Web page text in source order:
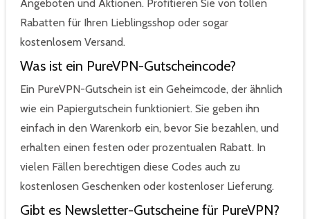
Angeboten und Aktionen. Profitieren Sie von tollen
Rabatten für Ihren Lieblingsshop oder sogar
kostenlosem Versand.
Was ist ein PureVPN-Gutscheincode?
Ein PureVPN-Gutschein ist ein Geheimcode, der ähnlich
wie ein Papiergutschein funktioniert. Sie geben ihn
einfach in den Warenkorb ein, bevor Sie bezahlen, und
erhalten einen festen oder prozentualen Rabatt. In
vielen Fällen berechtigen diese Codes auch zu
kostenlosen Geschenken oder kostenloser Lieferung.
Gibt es Newsletter-Gutscheine für PureVPN?